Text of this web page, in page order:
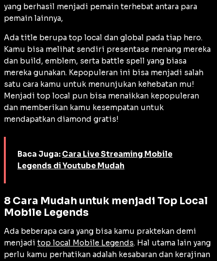
yang berhasil menjadi pemain terhebat antara para
pemain lainnya,
Ada title berupa top local dan global pada tiap hero.
Kamu bisa melihat sendiri presentase menang mereka
dan build, emblem, serta battle spell yang biasa
mereka gunakan. Kepopuleran ini bisa menjadi salah
satu cara kamu untuk menunjukan kehebatan mu!
Menjadi top local pun bisa menaikkan kepopuleran
dan memberikan kamu kesempatan untuk
mendapatkan diamond gratis!
Baca Juga: Cara Live Streaming Mobile
Legends di Youtube Mudah
8 Cara Mudah untuk menjadi Top Local
Mobile Legends
Ada beberapa cara yang bisa kamu praktekan demi
menjadi top local Mobile Legends. Hal utama lain yang
perlu kamu perhatikan adalah kesabaran dan kerajinan